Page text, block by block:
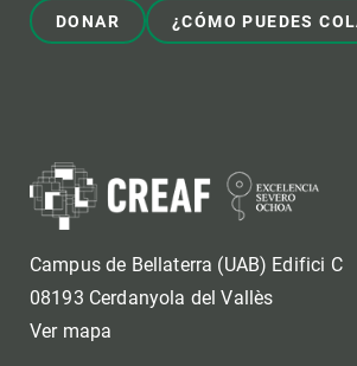
DONAR ¿CÓMO PUEDES
Campus de Bellaterra (UAB) Edifici C
08193 Cerdanyola del Vallès
Ver mapa